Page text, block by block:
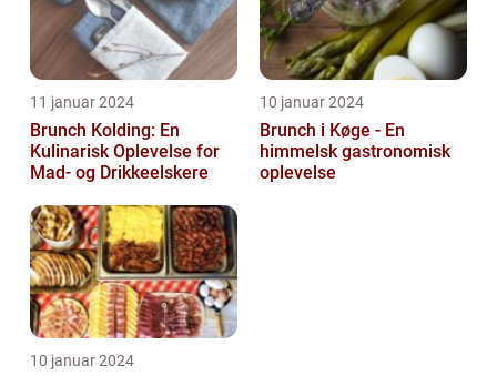
11 januar 2024
Brunch Kolding: En
Kulinarisk Oplevelse for
Mad- og Drikkeelskere
10 januar 2024
Brunch i Køge - En
himmelsk gastronomisk
oplevelse
10 januar 2024